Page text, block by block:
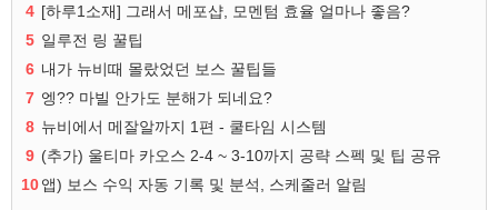
4 [하루1소재] 그래서 메포샵, 모멘텀 효율 얼마나 좋음?
5 일루전 링 꿀팁
6 내가 뉴비때 몰랐었던 보스 꿀팁들
7 엥?? 마빌 안가도 분해가 되네요?
8 뉴비에서 메잘알까지 1편 - 쿨타임 시스템
9 (추가) 울티마 카오스 2-4 ~ 3-10까지 공략 스펙 및 팁 공유
10앱) 보스 수익 자동 기록 및 분석, 스케줄러 알림